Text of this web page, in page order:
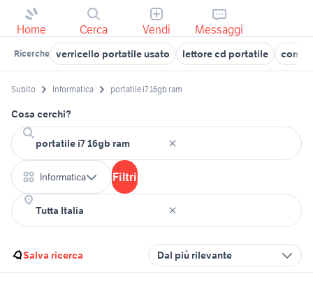
Home Cerca Vendi Messaggi
Ricerche verricello portatile usato lettore cd portatile
Subito Informatica portatile i7 16gb ram
Cosa cerchi?
Informatica Filtri
Salva ricerca Dal più rilevante